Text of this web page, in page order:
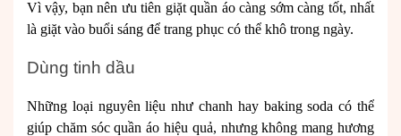
Vì vậy, bạn nên ưu tiên giặt quần áo càng sớm càng tốt, nhất
là giặt vào buổi sáng để trang phục có thể khô trong ngày.
Dùng tinh dầu
Những loại nguyên liệu như chanh hay baking soda có thể
giúp chăm sóc quần áo hiệu quả, nhưng không mang hương